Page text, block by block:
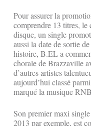
Pour assurer la
comprendre 13 titres, le
disque, un single
aussi la date de sortie
histoire, B.EL a
chorale de Brazzaville
d’autres artistes
aujourd’hui classé
marqué la musique
Son premier maxi
2013 par exemple, est